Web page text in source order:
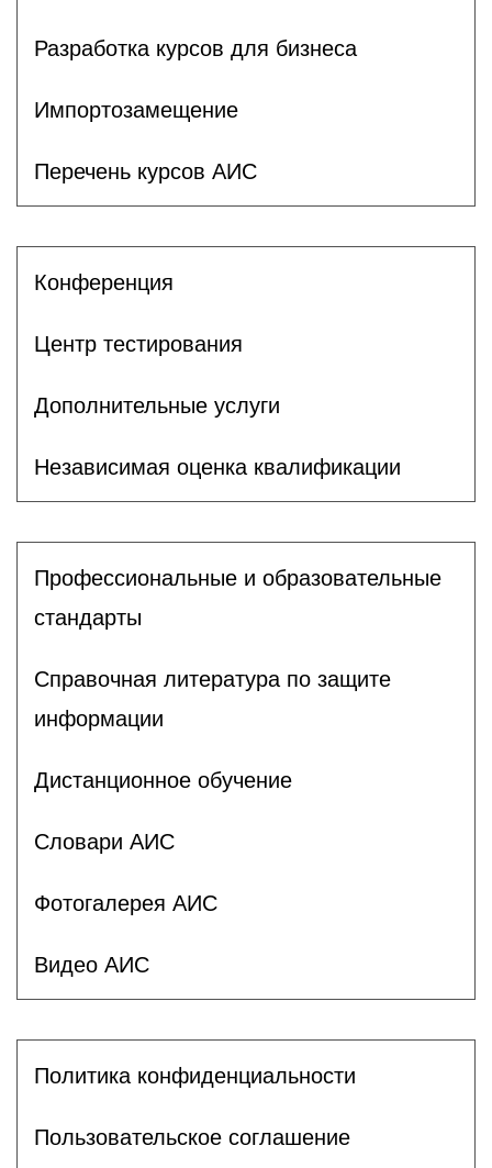
Разработка курсов для бизнеса
Импортозамещение
Перечень курсов АИС
Конференция
Центр тестирования
Дополнительные услуги
Независимая оценка квалификации
Профессиональные и образовательные
стандарты
Справочная литература по защите
информации
Дистанционное обучение
Словари АИС
Фотогалерея АИС
Видео АИС
Политика конфиденциальности
Пользовательское соглашение